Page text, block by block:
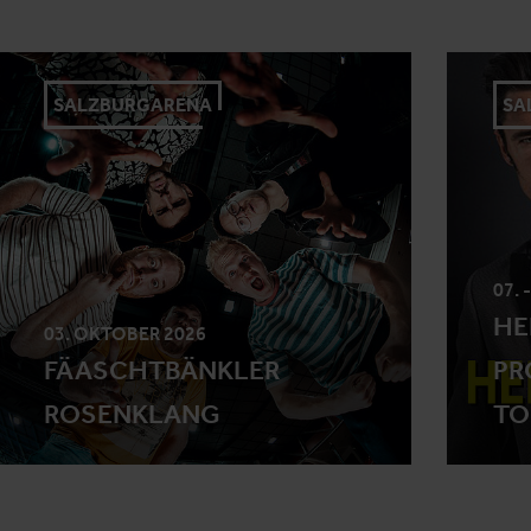
SALZBURGARENA
03. OKTOBER 2026
FÄASCHTBÄNKLER
ROSENKLANG
07.